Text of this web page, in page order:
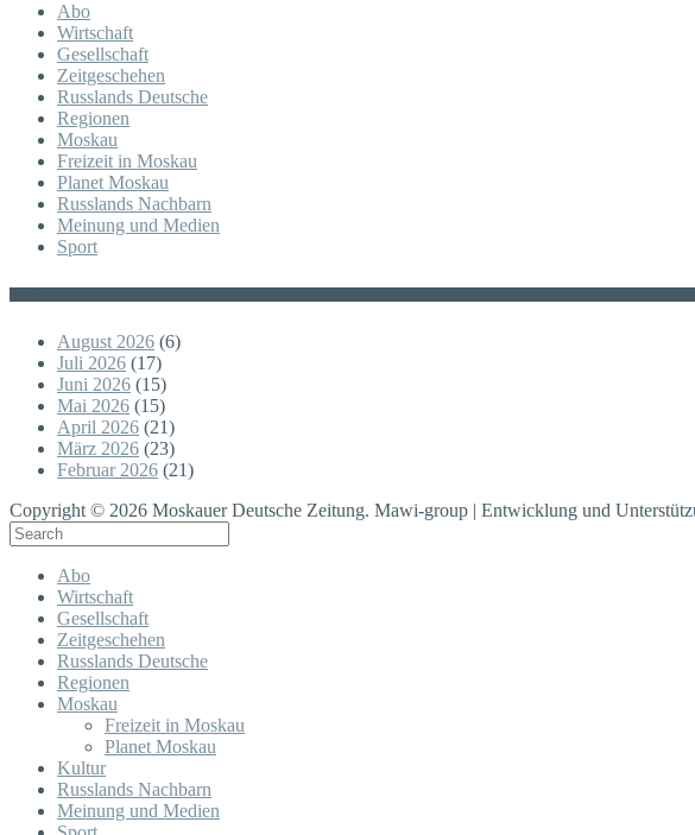
Abo
Wirtschaft
Gesellschaft
Zeitgeschehen
Russlands Deutsche
Regionen
Moskau
Freizeit in Moskau
Planet Moskau
Russlands Nachbarn
Meinung und Medien
Sport
August 2026 (6)
Juli 2026 (17)
Juni 2026 (15)
Mai 2026 (15)
April 2026 (21)
März 2026 (23)
Februar 2026 (21)
Copyright © 2026 Moskauer Deutsche Zeitung. Mawi-group | Entwicklung und
Abo
Wirtschaft
Gesellschaft
Zeitgeschehen
Russlands Deutsche
Regionen
Moskau
Freizeit in Moskau
Planet Moskau
Kultur
Russlands Nachbarn
Meinung und Medien